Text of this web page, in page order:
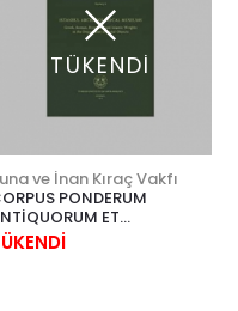
TÜKENDİ
ve İnan Kıraç Vakfı
PONDERUM
ET
PART 1 &